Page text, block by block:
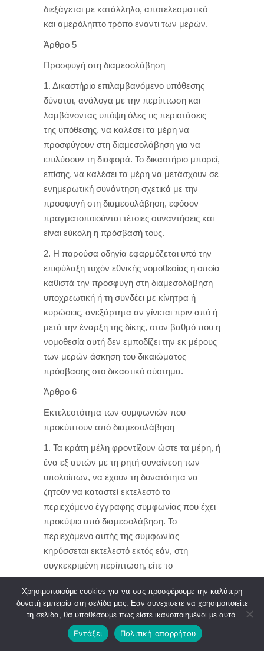
διεξάγεται με κατάλληλο, αποτελεσματικό
και αμερόληπτο τρόπο έναντι των μερών.
Άρθρο 5
Προσφυγή στη διαμεσολάβηση
1. Δικαστήριο επιλαμβανόμενο υπόθεσης
δύναται, ανάλογα με την περίπτωση και
λαμβάνοντας υπόψη όλες τις περιστάσεις
της υπόθεσης, να καλέσει τα μέρη να
προσφύγουν στη διαμεσολάβηση για να
επιλύσουν τη διαφορά. Το δικαστήριο μπορεί,
επίσης, να καλέσει τα μέρη να μετάσχουν σε
ενημερωτική συνάντηση σχετικά με την
προσφυγή στη διαμεσολάβηση, εφόσον
πραγματοποιούνται τέτοιες συναντήσεις και
είναι εύκολη η πρόσβασή τους.
2. Η παρούσα οδηγία εφαρμόζεται υπό την
επιφύλαξη τυχόν εθνικής νομοθεσίας η οποία
καθιστά την προσφυγή στη διαμεσολάβηση
υποχρεωτική ή τη συνδέει με κίνητρα ή
κυρώσεις, ανεξάρτητα αν γίνεται πριν από ή
μετά την έναρξη της δίκης, στον βαθμό που η
νομοθεσία αυτή δεν εμποδίζει την εκ μέρους
των μερών άσκηση του δικαιώματος
πρόσβασης στο δικαστικό σύστημα.
Άρθρο 6
Εκτελεστότητα των συμφωνιών που
προκύπτουν από διαμεσολάβηση
1. Τα κράτη μέλη φροντίζουν ώστε τα μέρη, ή
ένα εξ αυτών με τη ρητή συναίνεση των
υπολοίπων, να έχουν τη δυνατότητα να
ζητούν να καταστεί εκτελεστό το
περιεχόμενο έγγραφης συμφωνίας που έχει
προκύψει από διαμεσολάβηση. Το
περιεχόμενο αυτής της συμφωνίας
κηρύσσεται εκτελεστό εκτός εάν, στη
συγκεκριμένη περίπτωση, είτε το
περιεχόμενο της εν λόγω συμφωνίας
αντιβαίνει στο δίκαιο του κράτους μέλους στο
οποίο υποβάλλεται η σχετική αίτηση είτε το
δίκαιο του οικείου κράτους μέλους δεν
προβλέπει την εκτελεστότητά της.
Χρησιμοποιούμε cookies για να σας προσφέρουμε την καλύτερη
δυνατή εμπειρία στη σελίδα μας. Εάν συνεχίσετε να χρησιμοποιείτε
τη σελίδα, θα υποθέσουμε πως είστε ικανοποιημένοι με αυτό.
Εντάξει Πολιτική απορρήτου